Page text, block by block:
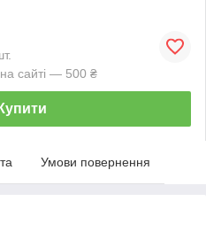
сайті — 500 ₴
Купити
Умови повернення